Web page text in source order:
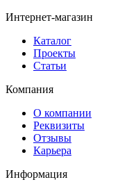
Интернет-магазин
Каталог
Проекты
Статьи
Компания
О компании
Реквизиты
Отзывы
Карьера
Информация